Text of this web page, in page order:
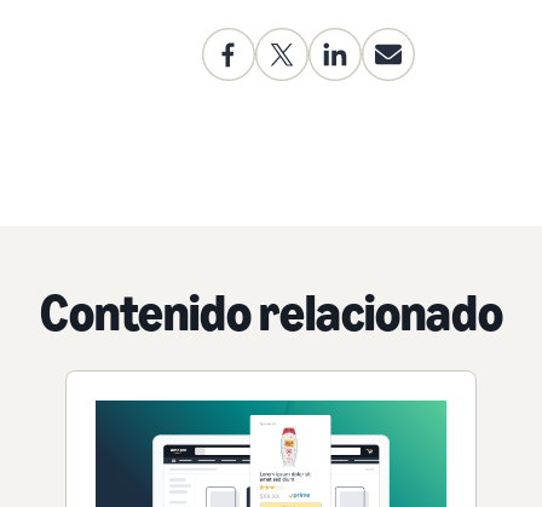
Contenido relacionado